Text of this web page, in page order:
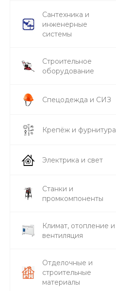
Сантехника и
инженерные
системы
Строительное
оборудование
Спецодежда и СИЗ
Крепёж и фурнитура
Электрика и свет
Станки и
промкомпоненты
Климат, отопление и
вентиляция
Отделочные и
строительные
материалы